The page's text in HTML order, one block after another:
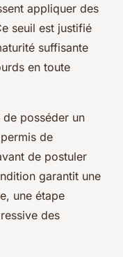
appliquer des
seuil est justifié
suffisante
en toute
de posséder un
de
de postuler
garantit une
une étape
des